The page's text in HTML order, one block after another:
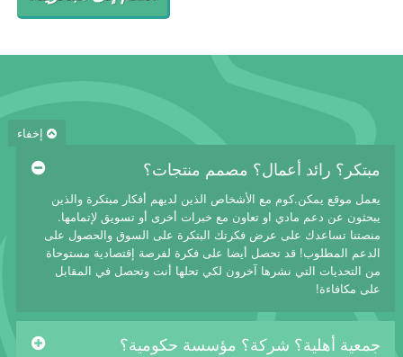
إخفاء
مبتكر؟ رائد أعمال؟ مصمم منتجات؟
يعمل موقع يمكن.كوم مع الأشخاص الذين لديهم أفكار مبتكرة والذين
يبحثون عن دعم مادي او تعاون مع خبرات أخرى أو تسويق لإتمامها.
منصتنا تساعدك على عرض فكرتك البتكرة على السوق والحصول على
الدعم المطلوب! قد تحصل أيضا على فكرة لفرصة إقتصادية مستوحاة
من التحديات التي نشرها آخرون لكي تحلها أنت وتحصل في المقابل
على مكافاءة!
جمعية أهلية؟ شركة؟ مؤسسة حكومية؟